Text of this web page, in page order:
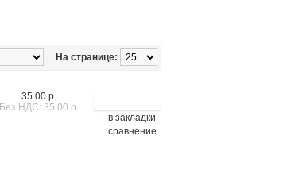
На странице:
в закладки
сравнение
35.00 р.
Без НДС: 35.00 р.